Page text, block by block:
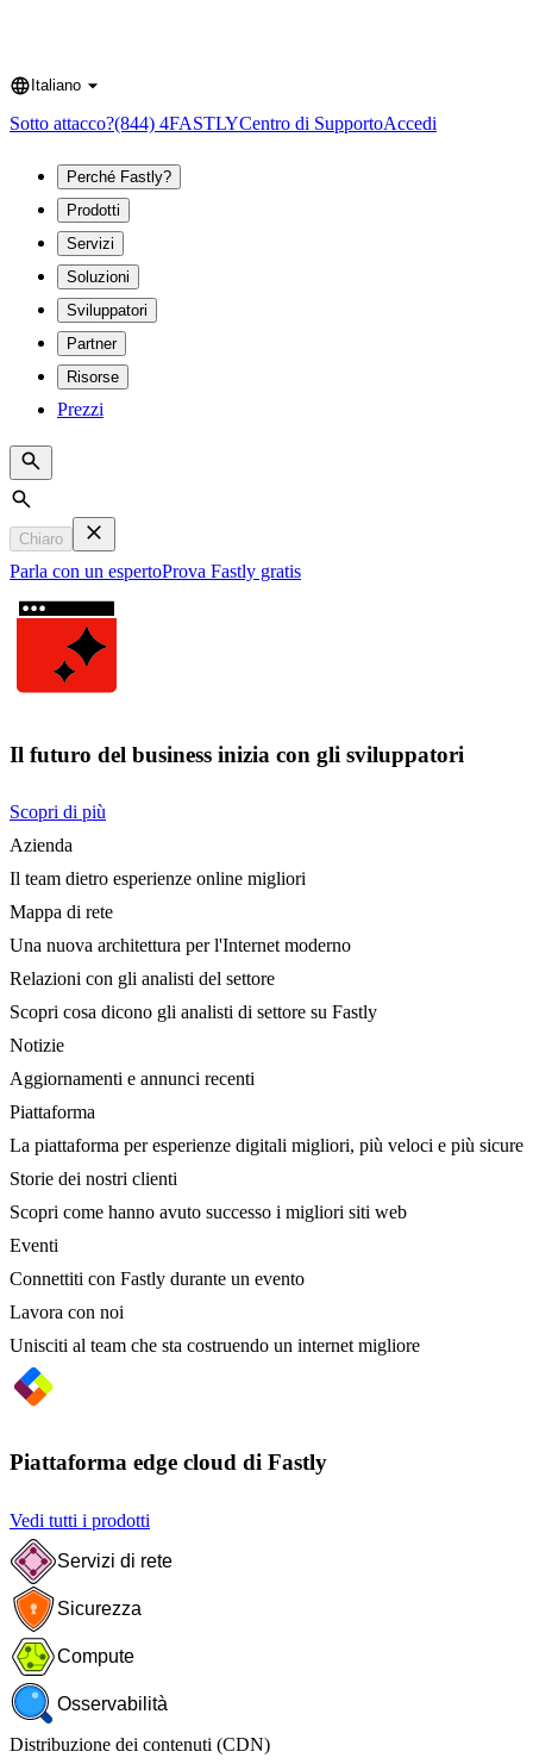
Language
Italiano
Sotto attacco?(844) 4FASTLYCentro di SupportoAccedi
Perché Fastly?
Prodotti
Servizi
Soluzioni
Sviluppatori
Partner
Risorse
Prezzi
Search
Chiaro
Parla con un espertoProva Fastly gratis
Il futuro del business inizia con gli sviluppatori
Scopri di più
Azienda
Il team dietro esperienze online migliori
Mappa di rete
Una nuova architettura per l'Internet moderno
Relazioni con gli analisti del settore
Scopri cosa dicono gli analisti di settore su Fastly
Notizie
Aggiornamenti e annunci recenti
Piattaforma
La piattaforma per esperienze digitali migliori, più veloci e più sicure
Storie dei nostri clienti
Scopri come hanno avuto successo i migliori siti web
Eventi
Connettiti con Fastly durante un evento
Lavora con noi
Unisciti al team che sta costruendo un internet migliore
Piattaforma edge cloud di Fastly
Vedi tutti i prodotti
Servizi di rete
Sicurezza
Compute
Osservabilità
Distribuzione dei contenuti (CDN)